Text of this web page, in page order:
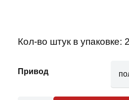
Кол-во штук в упаковке:
Привод